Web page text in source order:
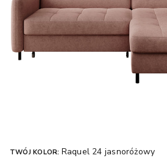
TWÓJ KOLOR: Raquel 24 jasnoróżowy